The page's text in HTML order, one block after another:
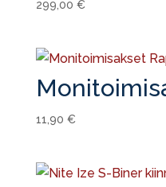
299,00 €
11,90 €